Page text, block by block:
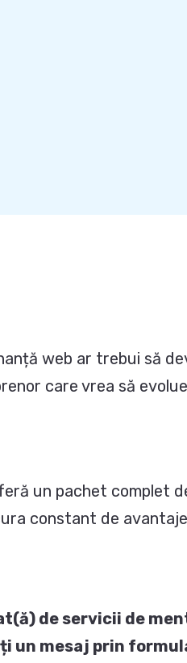
web ar trebui să
care vrea să
un pachet complet
constant de
de servicii de
un mesaj prin